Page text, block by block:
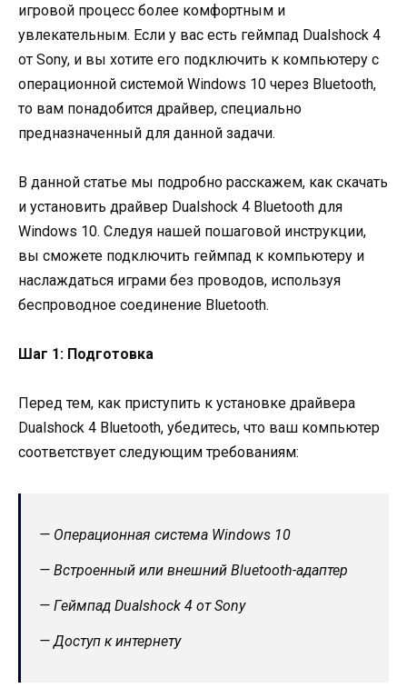
игровой процесс более комфортным и
увлекательным. Если у вас есть геймпад Dualshock 4
от Sony, и вы хотите его подключить к компьютеру с
операционной системой Windows 10 через Bluetooth,
то вам понадобится драйвер, специально
предназначенный для данной задачи.
В данной статье мы подробно расскажем, как скачать
и установить драйвер Dualshock 4 Bluetooth для
Windows 10. Следуя нашей пошаговой инструкции,
вы сможете подключить геймпад к компьютеру и
наслаждаться играми без проводов, используя
беспроводное соединение Bluetooth.
Шаг 1: Подготовка
Перед тем, как приступить к установке драйвера
Dualshock 4 Bluetooth, убедитесь, что ваш компьютер
соответствует следующим требованиям:
— Операционная система Windows 10
— Встроенный или внешний Bluetooth-адаптер
— Геймпад Dualshock 4 от Sony
— Доступ к интернету